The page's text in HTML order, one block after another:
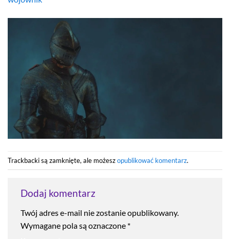
Trackbacki są zamknięte, ale możeszopublikować komentarz.
Dodaj komentarz
Twój adres e-mail nie zostanie opublikowany.
Wymagane pola są oznaczone *